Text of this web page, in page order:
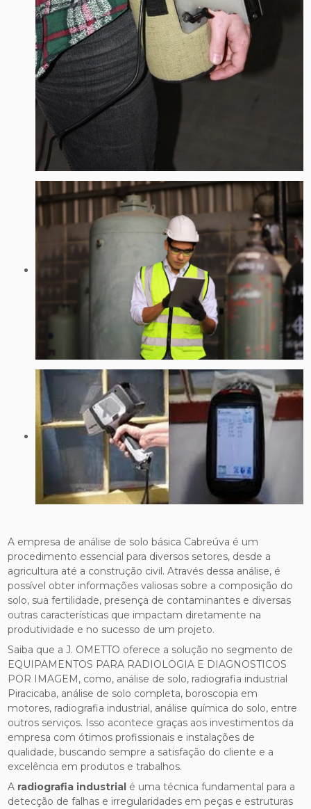
A empresa de análise de solo básica Cabreúva é um
procedimento essencial para diversos setores, desde a
agricultura até a construção civil. Através dessa análise, é
possível obter informações valiosas sobre a composição do
solo, sua fertilidade, presença de contaminantes e diversas
outras características que impactam diretamente na
produtividade e no sucesso de um projeto.
Saiba que a J. OMETTO oferece a solução no segmento de
EQUIPAMENTOS PARA RADIOLOGIA E DIAGNOSTICOS
POR IMAGEM, como, análise de solo, radiografia industrial
Piracicaba, análise de solo completa, boroscopia em
motores, radiografia industrial, análise química do solo, entre
outros serviços. Isso acontece graças aos investimentos da
empresa com ótimos profissionais e instalações de
qualidade, buscando sempre a satisfação do cliente e a
excelência em produtos e trabalhos.
A radiografia industrial é uma técnica fundamental para a
detecção de falhas e irregularidades em peças e estruturas